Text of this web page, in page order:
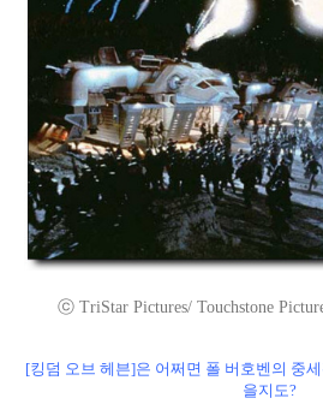
ⓒ TriStar Pictures/ Touchstone
[킹덤 오브 헤븐]은 어쩌면 폴 버호벤의 중
을지도?